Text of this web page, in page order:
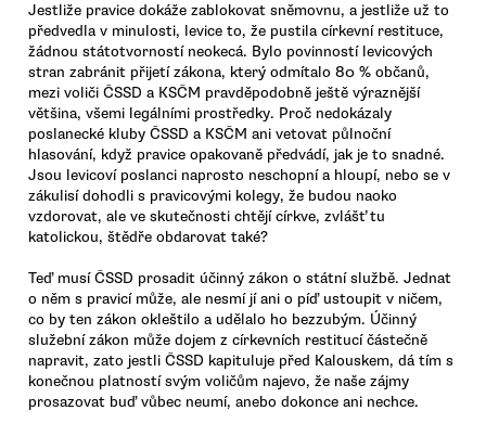
Jestliže pravice dokáže zablokovat sněmovnu, a jestliže už to
předvedla v minulosti, levice to, že pustila církevní restituce,
žádnou státotvorností neokecá. Bylo povinností levicových
stran zabránit přijetí zákona, který odmítalo 80 % občanů,
mezi voliči ČSSD a KSČM pravděpodobně ještě výraznější
většina, všemi legálními prostředky. Proč nedokázaly
poslanecké kluby ČSSD a KSČM ani vetovat půlnoční
hlasování, když pravice opakovaně předvádí, jak je to snadné.
Jsou levicoví poslanci naprosto neschopní a hloupí, nebo se v
zákulisí dohodli s pravicovými kolegy, že budou naoko
vzdorovat, ale ve skutečnosti chtějí církve, zvlášť tu
katolickou, štědře obdarovat také?
Teď musí ČSSD prosadit účinný zákon o státní službě. Jednat
o něm s pravicí může, ale nesmí jí ani o píď ustoupit v ničem,
co by ten zákon okleštilo a udělalo ho bezzubým. Účinný
služební zákon může dojem z církevních restitucí částečně
napravit, zato jestli ČSSD kapituluje před Kalouskem, dá tím s
konečnou platností svým voličům najevo, že naše zájmy
prosazovat buď vůbec neumí, anebo dokonce ani nechce.